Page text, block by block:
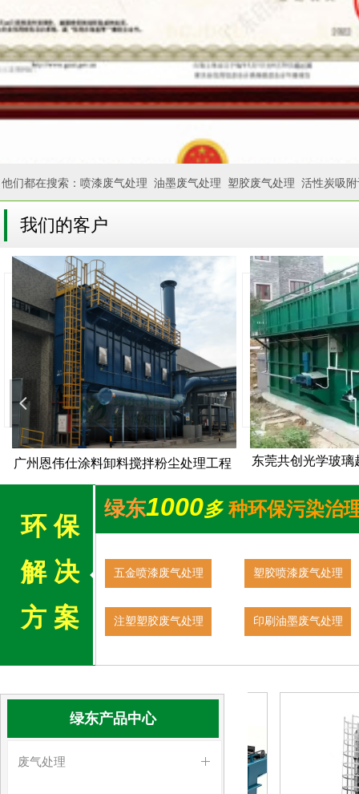
他们都在搜索：喷漆废气处理 油墨废气处理 塑胶废气处理 活性炭吸
我们的客户
广州添美家具厂
东莞共创光学玻璃超声波清洗废水工程
넳
绿东产品中心
ꄶ
废气处理
绿东1000多 种环保污染治
五金喷漆废气处理
注塑塑胶废气处理
塑胶喷漆废气处理
印刷油墨废气处理
环 保
解 决
方 案